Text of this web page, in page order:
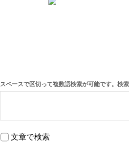
スペースで区切って複数語検索が可能です。
文章で検索